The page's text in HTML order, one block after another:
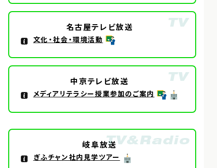
名古屋テレビ放送
文化・社会・環境活動
中京テレビ放送
メディアリテラシー授業参加のご案内
岐阜放送
ぎふチャン社内見学ツアー